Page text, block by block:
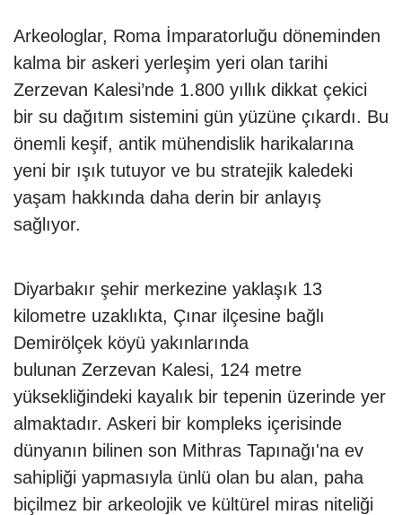
Arkeologlar, Roma İmparatorluğu döneminden
kalma bir askeri yerleşim yeri olan tarihi
Zerzevan Kalesi’nde 1.800 yıllık dikkat çekici
bir su dağıtım sistemini gün yüzüne çıkardı. Bu
önemli keşif, antik mühendislik harikalarına
yeni bir ışık tutuyor ve bu stratejik kaledeki
yaşam hakkında daha derin bir anlayış
sağlıyor.
Diyarbakır şehir merkezine yaklaşık 13
kilometre uzaklıkta, Çınar ilçesine bağlı
Demirölçek köyü yakınlarında
bulunan Zerzevan Kalesi, 124 metre
yüksekliğindeki kayalık bir tepenin üzerinde yer
almaktadır. Askeri bir kompleks içerisinde
dünyanın bilinen son Mithras Tapınağı'na ev
sahipliği yapmasıyla ünlü olan bu alan, paha
biçilmez bir arkeolojik ve kültürel miras niteliği